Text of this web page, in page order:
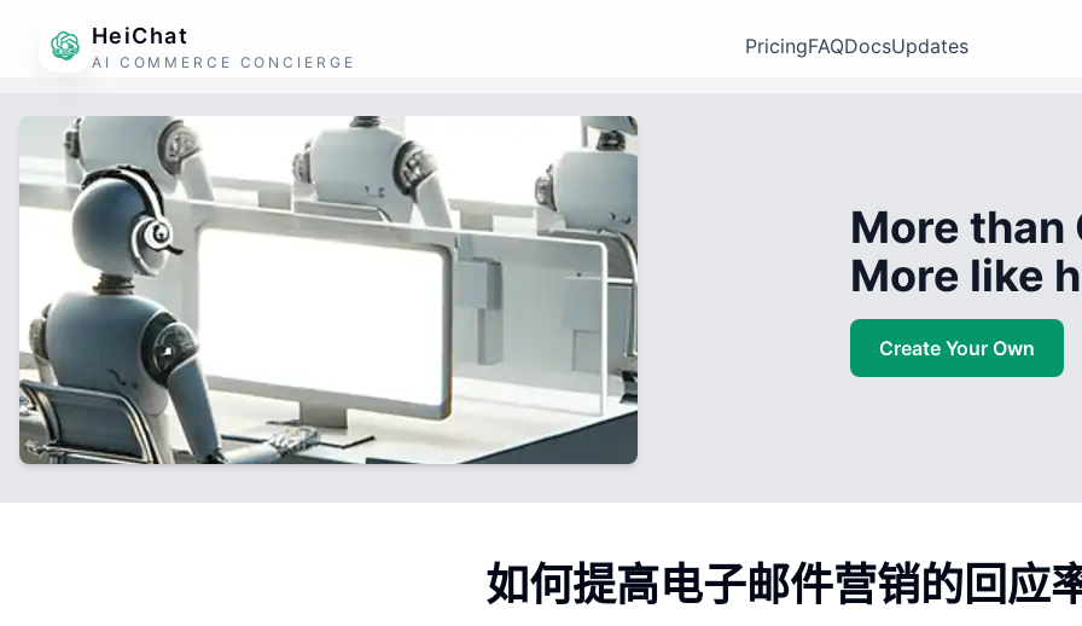
HeiChat
AI COMMERCE CONCIERGE
PricingFAQDocsUpdates
More than
More like
Create Your Own
如何提高电子邮件营销的回应